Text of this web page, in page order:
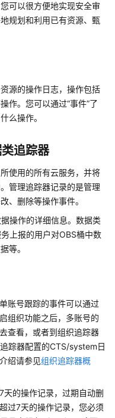
可以很方便地实现安全审
规划和利用已有资源、甄
源的操作日志，操作包括
作。您可以通过“事件”了
么操作。
追踪器
使用的所有云服务，并将
管理追踪器记录的是管理
、删除等操作事件。
操作的详细信息。数据类
上报的用户对OBS桶中数
等。
账号跟踪的事件可以通过
组织功能之后，多账号的
查看，或者到组织追踪器
踪器配置的CTS/system日
绍请参见组织追踪器概
天的操作记录，过期自动删
过7天的操作记录，您必须